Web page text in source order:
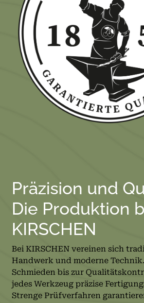
Präzision und
Die Produktion
KIRSCHEN
Bei KIRSCHEN vereinen sich
Handwerk und moderne
Schmieden bis zur
jedes Werkzeug präzise
Strenge Prüfverfahren